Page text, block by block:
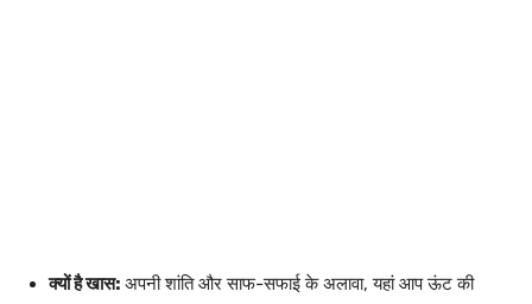
क्यों है खास: अपनी शांति और साफ-सफाई के अलावा, यहां आप ऊंट की